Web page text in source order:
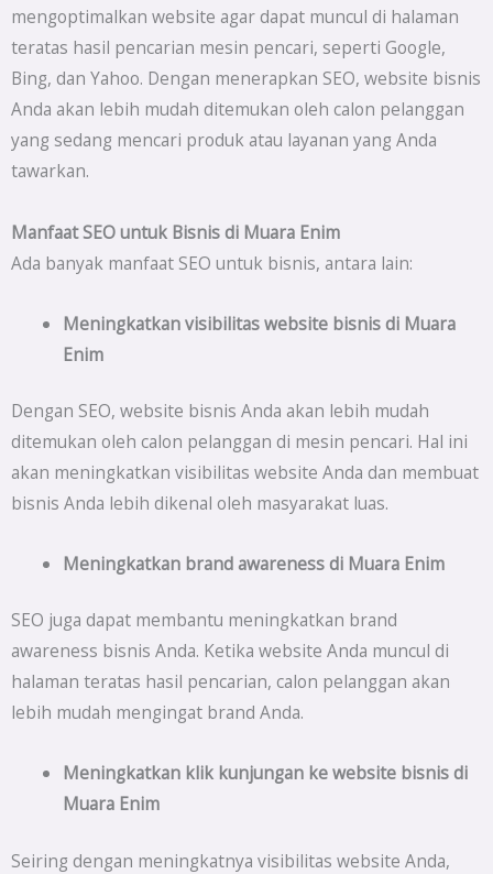
mengoptimalkan website agar dapat muncul di halaman
teratas hasil pencarian mesin pencari, seperti Google,
Bing, dan Yahoo. Dengan menerapkan SEO, website bisnis
Anda akan lebih mudah ditemukan oleh calon pelanggan
yang sedang mencari produk atau layanan yang Anda
tawarkan.
Manfaat SEO untuk Bisnis di Muara Enim
Ada banyak manfaat SEO untuk bisnis, antara lain:
Meningkatkan visibilitas website bisnis di Muara
Enim
Dengan SEO, website bisnis Anda akan lebih mudah
ditemukan oleh calon pelanggan di mesin pencari. Hal ini
akan meningkatkan visibilitas website Anda dan membuat
bisnis Anda lebih dikenal oleh masyarakat luas.
Meningkatkan brand awareness di Muara Enim
SEO juga dapat membantu meningkatkan brand
awareness bisnis Anda. Ketika website Anda muncul di
halaman teratas hasil pencarian, calon pelanggan akan
lebih mudah mengingat brand Anda.
Meningkatkan klik kunjungan ke website bisnis di
Muara Enim
Seiring dengan meningkatnya visibilitas website Anda,